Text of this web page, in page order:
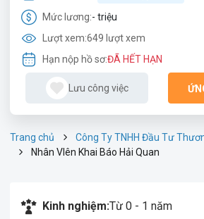
Mức lương:- triệu
Lượt xem:649 lượt xem
Hạn nộp hồ sơ:ĐÃ HẾT HẠN
Lưu công việc
Trang chủ
Công Ty TNHH Đầu Tư
Nhân VIên Khai Báo Hải Quan
Kinh nghiệm:Từ 0 - 1 năm